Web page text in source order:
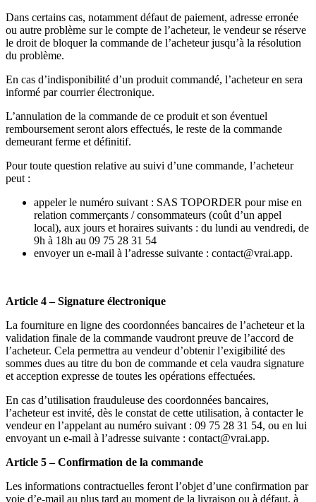
Dans certains cas, notamment défaut de paiement, adresse erronée
ou autre problème sur le compte de l’acheteur, le vendeur se réserve
le droit de bloquer la commande de l’acheteur jusqu’à la résolution
du problème.
En cas d’indisponibilité d’un produit commandé, l’acheteur en sera
informé par courrier électronique.
L’annulation de la commande de ce produit et son éventuel
remboursement seront alors effectués, le reste de la commande
demeurant ferme et définitif.
Pour toute question relative au suivi d’une commande, l’acheteur
peut :
appeler le numéro suivant : SAS TOPORDER pour mise en
relation commerçants / consommateurs (coût d’un appel
local), aux jours et horaires suivants : du lundi au vendredi, de
9h à 18h au 09 75 28 31 54
envoyer un e-mail à l’adresse suivante : contact@vrai.app.
Article 4 – Signature électronique
La fourniture en ligne des coordonnées bancaires de l’acheteur et la
validation finale de la commande vaudront preuve de l’accord de
l’acheteur. Cela permettra au vendeur d’obtenir l’exigibilité des
sommes dues au titre du bon de commande et cela vaudra signature
et acception expresse de toutes les opérations effectuées.
En cas d’utilisation frauduleuse des coordonnées bancaires,
l’acheteur est invité, dès le constat de cette utilisation, à contacter le
vendeur en l’appelant au numéro suivant : 09 75 28 31 54, ou en lui
envoyant un e-mail à l’adresse suivante : contact@vrai.app.
Article 5 – Confirmation de la commande
Les informations contractuelles feront l’objet d’une confirmation par
voie d’e-mail au plus tard au moment de la livraison ou à défaut, à